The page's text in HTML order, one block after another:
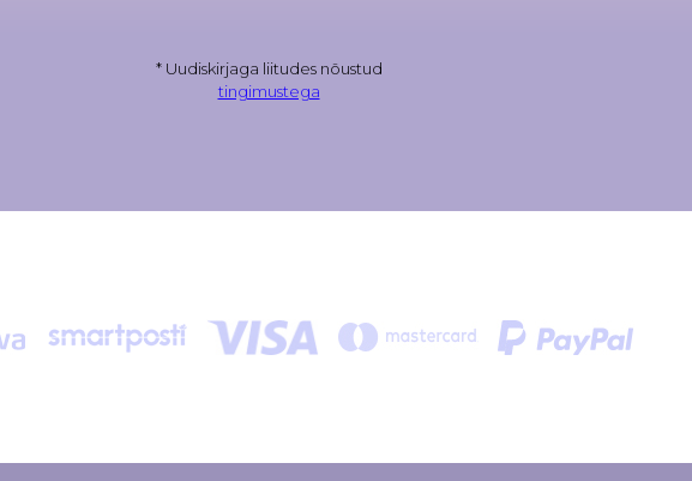
* Uudiskirjaga liitudes nõustud
tingimustega